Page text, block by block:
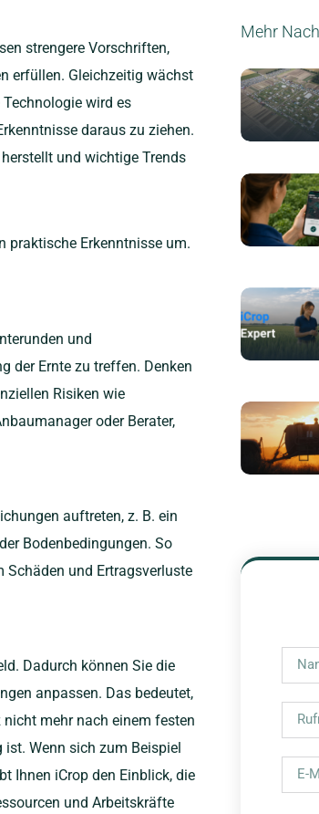
strengere Vorschriften,
erfüllen. Gleichzeitig wächst
wird es
daraus zu ziehen.
und wichtige Trends
praktische Erkenntnisse um.
und
der Ernte zu treffen. Denken
Risiken wie
oder Berater,
auftreten, z. B. ein
Bodenbedingungen. So
Schäden und Ertragsverluste
Dadurch können Sie die
anpassen. Das bedeutet,
mehr nach einem festen
Wenn sich zum Beispiel
Ihnen iCrop den Einblick, die
und Arbeitskräfte
Mehr